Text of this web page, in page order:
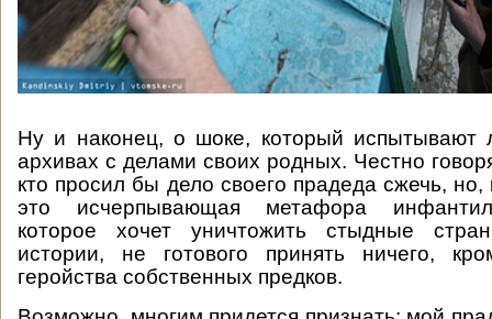
Ну и наконец, о шоке, который испытывают
архивах с делами своих родных. Честно
кто просил бы дело своего прадеда сжечь,
это исчерпывающая метафора
которое хочет уничтожить стыдные
истории, не готового принять ничего,
геройства собственных предков.